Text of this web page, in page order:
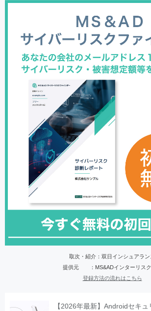
取次・紹介：双日インシュアラン
提供元 ：MS&ADインターリス
登録方法の流れはこちら
【2026年最新】Androidセキ